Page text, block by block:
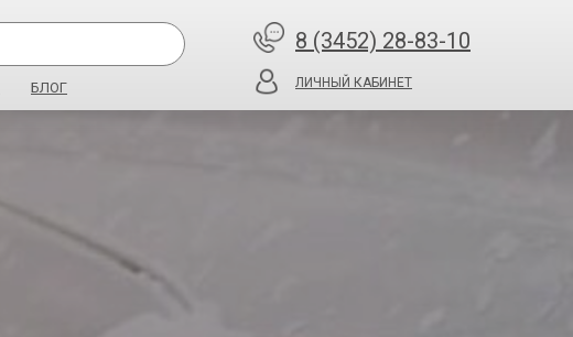
БЛОГ
8 (3452) 28-83-10
ЛИЧНЫЙ КАБИНЕТ